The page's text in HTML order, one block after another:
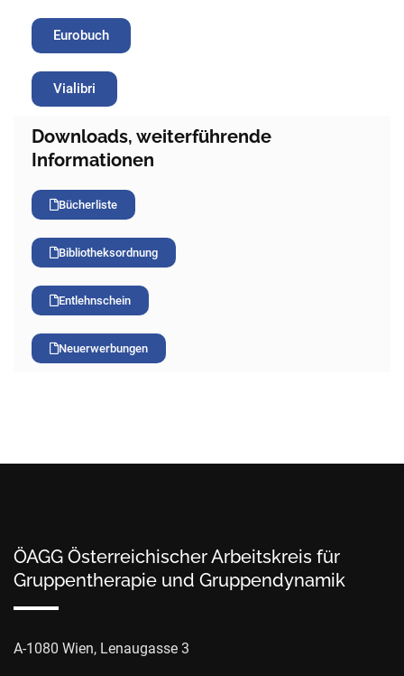
Eurobuch
Vialibri
Downloads, weiterführende
Informationen
Bücherliste
Bibliotheksordnung
Entlehnschein
Neuerwerbungen
ÖAGG Österreichischer Arbeitskreis für
Gruppentherapie und Gruppendynamik
A-1080 Wien, Lenaugasse 3